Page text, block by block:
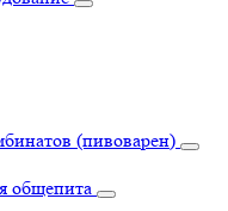
(пивоварен)
общепита